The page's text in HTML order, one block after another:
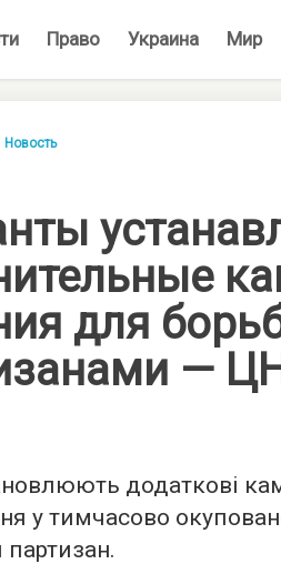
Право Украина Мир
Новость
для
—
додаткові
у тимчасово